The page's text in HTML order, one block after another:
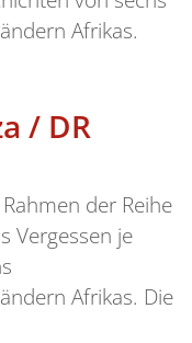
Afrikas.
/ DR
der Reihe
Vergessen je
Afrikas. Die